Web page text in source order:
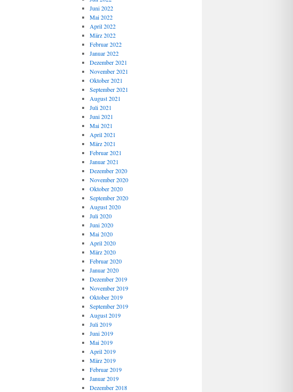
Juni 2022
Mai 2022
April 2022
März 2022
Februar 2022
Januar 2022
Dezember 2021
November 2021
Oktober 2021
September 2021
August 2021
Juli 2021
Juni 2021
Mai 2021
April 2021
März 2021
Februar 2021
Januar 2021
Dezember 2020
November 2020
Oktober 2020
September 2020
August 2020
Juli 2020
Juni 2020
Mai 2020
April 2020
März 2020
Februar 2020
Januar 2020
Dezember 2019
November 2019
Oktober 2019
September 2019
August 2019
Juli 2019
Juni 2019
Mai 2019
April 2019
März 2019
Februar 2019
Januar 2019
Dezember 2018